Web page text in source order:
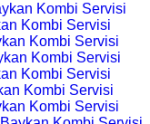
Kombi Servisi
Kombi Servisi
Kombi Servisi
Kombi Servisi
Kombi Servisi
Kombi Servisi
Kombi Servisi